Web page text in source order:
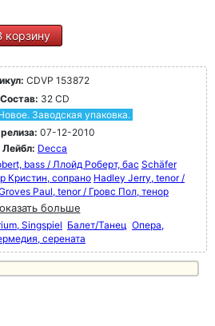
корзину
CDVP 153872
Состав: 32 CD
Заводская упаковка.
07-12-2010
Лейбл: Decca
bass / Ллойд Роберт, бас Schäfer
Кристин, сопрано Hadley Jerry, tenor /
Paul, tenor / Гровс Пол, тенор
больше
Singspiel Балет/Танец Опера,
серената